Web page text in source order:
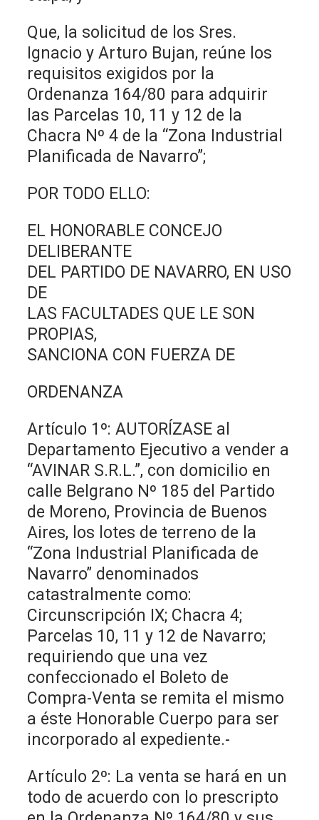
Que, la solicitud de los Sres.
Ignacio y Arturo Bujan, reúne los
requisitos exigidos por la
Ordenanza 164/80 para adquirir
las Parcelas 10, 11 y 12 de la
Chacra Nº 4 de la “Zona Industrial
Planificada de Navarro”;
POR TODO ELLO:
EL HONORABLE CONCEJO
DELIBERANTE
DEL PARTIDO DE NAVARRO, EN USO
DE
LAS FACULTADES QUE LE SON
PROPIAS,
SANCIONA CON FUERZA DE
ORDENANZA
Artículo 1º: AUTORÍZASE al
Departamento Ejecutivo a vender a
“AVINAR S.R.L.”, con domicilio en
calle Belgrano Nº 185 del Partido
de Moreno, Provincia de Buenos
Aires, los lotes de terreno de la
“Zona Industrial Planificada de
Navarro” denominados
catastralmente como:
Circunscripción IX; Chacra 4;
Parcelas 10, 11 y 12 de Navarro;
requiriendo que una vez
confeccionado el Boleto de
Compra-Venta se remita el mismo
a éste Honorable Cuerpo para ser
incorporado al expediente.-
Artículo 2º: La venta se hará en un
todo de acuerdo con lo prescripto